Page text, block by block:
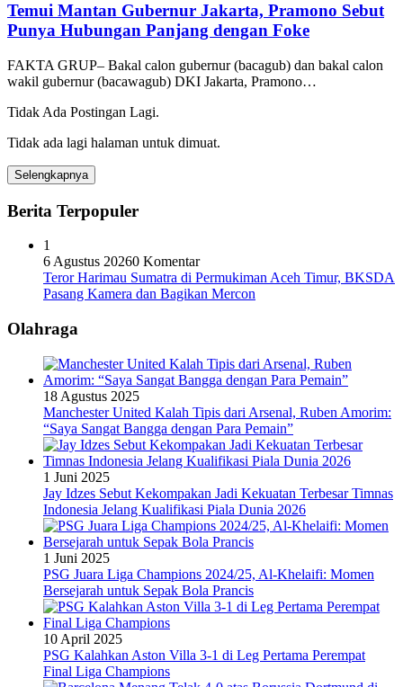
Temui Mantan Gubernur Jakarta, Pramono Sebut
Punya Hubungan Panjang dengan Foke
FAKTA GRUP– Bakal calon gubernur (bacagub) dan bakal calon
wakil gubernur (bacawagub) DKI Jakarta, Pramono…
Tidak Ada Postingan Lagi.
Tidak ada lagi halaman untuk dimuat.
Selengkapnya
Berita Terpopuler
1
6 Agustus 20260 Komentar
Teror Harimau Sumatra di Permukiman Aceh Timur, BKSDA
Pasang Kamera dan Bagikan Mercon
Olahraga
18 Agustus 2025
Manchester United Kalah Tipis dari Arsenal, Ruben Amorim:
“Saya Sangat Bangga dengan Para Pemain”
1 Juni 2025
Jay Idzes Sebut Kekompakan Jadi Kekuatan Terbesar Timnas
Indonesia Jelang Kualifikasi Piala Dunia 2026
1 Juni 2025
PSG Juara Liga Champions 2024/25, Al-Khelaifi: Momen
Bersejarah untuk Sepak Bola Prancis
10 April 2025
PSG Kalahkan Aston Villa 3-1 di Leg Pertama Perempat
Final Liga Champions